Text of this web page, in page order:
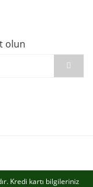
olun
Kredi kartı bilgileriniz